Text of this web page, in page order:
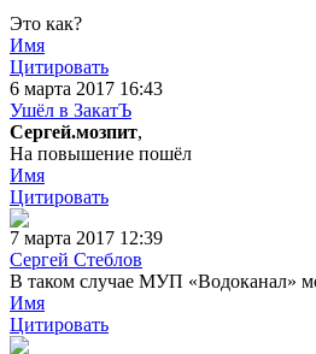
Это как?
Имя
Цитировать
6 марта 2017 16:43
Ушёл в ЗакатЪ
Сергей.мозпит,
На повышение пошёл
Имя
Цитировать
7 марта 2017 12:39
Сергей Стеблов
В таком случае МУП «Водоканал»
Имя
Цитировать